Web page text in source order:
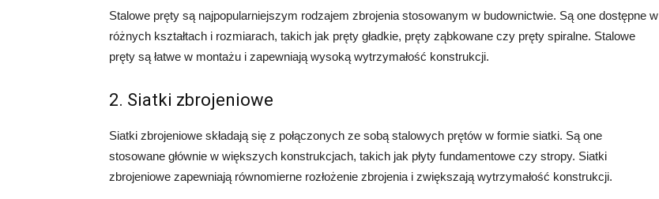
Stalowe pręty są najpopularniejszym rodzajem zbrojenia stosowanym w budownictwie. Są one dostępne w
różnych kształtach i rozmiarach, takich jak pręty gładkie, pręty ząbkowane czy pręty spiralne. Stalowe
pręty są łatwe w montażu i zapewniają wysoką wytrzymałość konstrukcji.
2. Siatki zbrojeniowe
Siatki zbrojeniowe składają się z połączonych ze sobą stalowych prętów w formie siatki. Są one
stosowane głównie w większych konstrukcjach, takich jak płyty fundamentowe czy stropy. Siatki
zbrojeniowe zapewniają równomierne rozłożenie zbrojenia i zwiększają wytrzymałość konstrukcji.